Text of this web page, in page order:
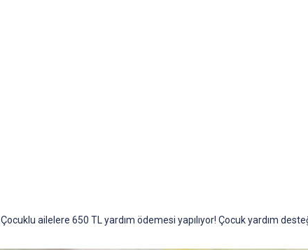
Çocuklu ailelere 650 TL yardım ödemesi yapılıyor! Çocuk yardım